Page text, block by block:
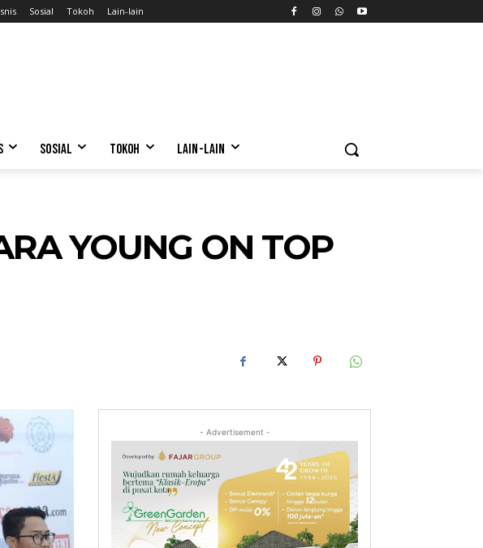
Sosial Tokoh Lain-lain
SOSIAL TOKOH LAIN-LAIN
YOUNG ON TOP
- Advertisement -